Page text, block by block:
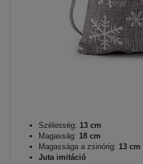
Szélesség: 13 cm
Magasság: 18 cm
Magassága a zsinórig: 13 cm
Juta imitáció